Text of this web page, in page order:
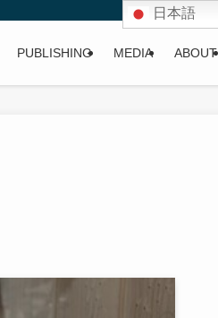
PUBLISHING MEDIA ABOUT
日本語